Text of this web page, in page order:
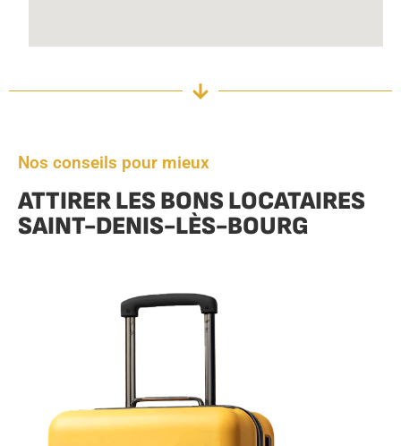
Nos conseils pour mieux
ATTIRER LES BONS LOCATAIRES
SAINT-DENIS-LÈS-BOURG